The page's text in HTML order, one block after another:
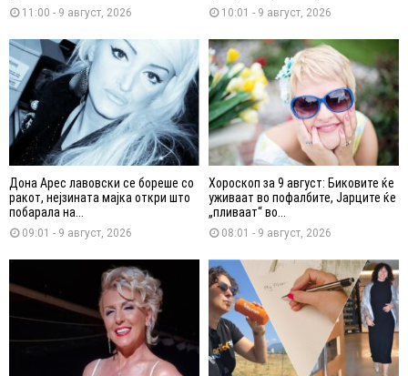
11:00 - 9 август, 2026 10:01 - 9 август, 2026
Дона Арес лавовски се бореше со
ракот, нејзината мајка откри што
побарала на...
09:01 - 9 август, 2026
Хороскоп за 9 август: Биковите ќе
уживаат во пофалбите, Јарците ќе
„пливаат“ во...
08:01 - 9 август, 2026